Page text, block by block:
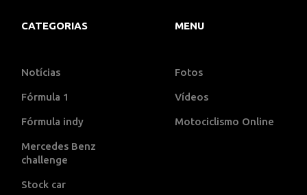
CATEGORIAS
Notícias
Fórmula 1
Fórmula indy
Mercedes Benz
challenge
Stock car
MENU
Fotos
Vídeos
Motociclismo Online